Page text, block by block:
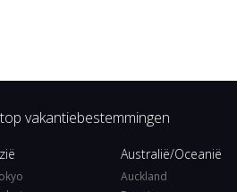
vakantiebestemmingen
Australië/Oceanië
Auckland